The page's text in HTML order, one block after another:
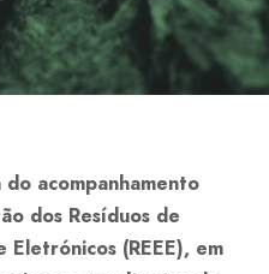
acompanhamento
dos Resíduos de
(REEE), em